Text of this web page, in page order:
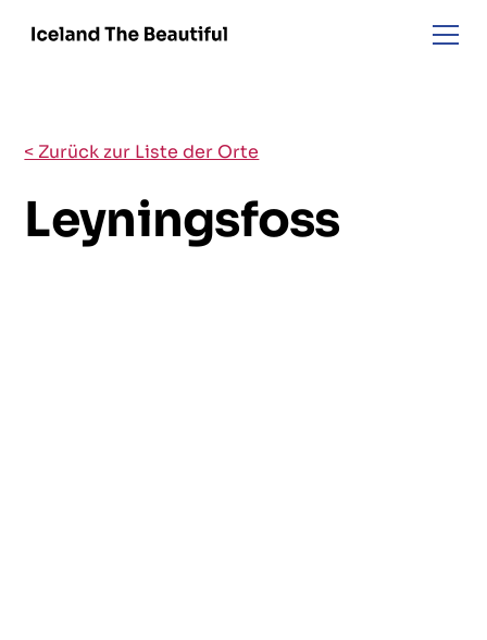
< Zurück zur Liste der Orte
Leyningsfoss